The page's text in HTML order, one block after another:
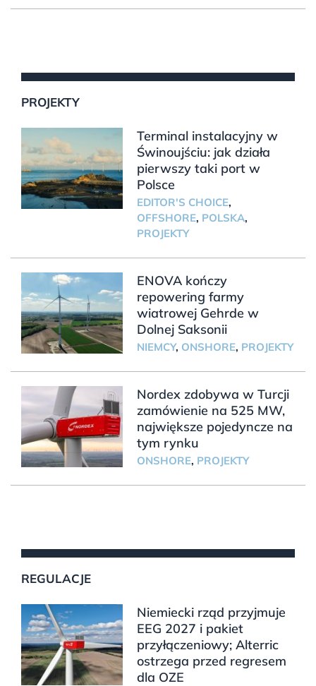
PROJEKTY
Terminal instalacyjny w
Świnoujściu: jak działa
pierwszy taki port w
Polsce
EDITOR'S CHOICE,
OFFSHORE, POLSKA,
PROJEKTY
ENOVA kończy
repowering farmy
wiatrowej Gehrde w
Dolnej Saksonii
NIEMCY, ONSHORE, PROJEKTY
Nordex zdobywa w Turcji
zamówienie na 525 MW,
największe pojedyncze na
tym rynku
ONSHORE, PROJEKTY
REGULACJE
Niemiecki rząd przyjmuje
EEG 2027 i pakiet
przyłączeniowy; Alterric
ostrzega przed regresem
dla OZE